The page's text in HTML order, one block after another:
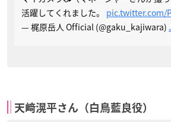
活躍してくれました。 pic.twitter.com/
— 梶原岳人 Official (@gaku_kajiwara)
天﨑滉平さん（白鳥藍良役）